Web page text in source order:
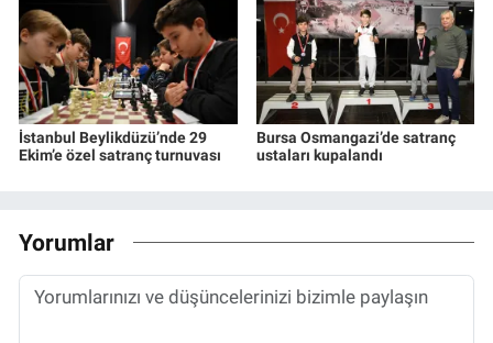
İstanbul Beylikdüzü’nde 29
Ekim’e özel satranç turnuvası
Bursa Osmangazi’de satranç
ustaları kupalandı
Yorumlar